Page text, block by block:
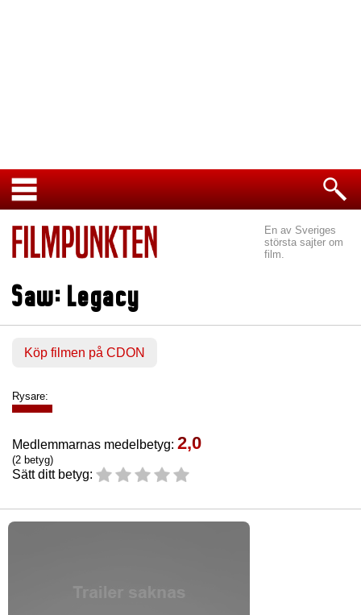
En av Sveriges
största sajter om
film.
Saw: Legacy
Köp filmen på CDON
Rysare:
Medlemmarnas medelbetyg: 2,0
(2 betyg)
Sätt ditt betyg: